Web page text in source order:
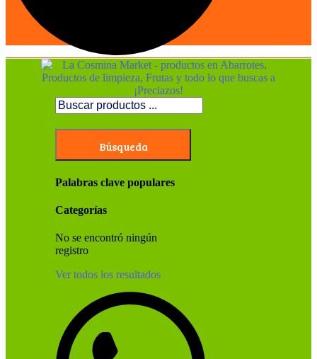
Búsqueda
Palabras clave populares
Categorías
No se encontró ningún
registro
Ver todos los resultados